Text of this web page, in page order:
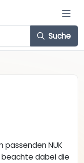
Suche
passenden NUK
beachte dabei die